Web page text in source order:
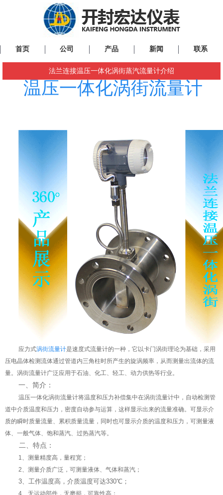
首页 公司 产品 新闻 联系
法兰连接温压一体化涡街蒸汽流量计介绍
温压一体化涡街流量计
应力式涡街流量计是速度式流量计的一种，它以卡门涡街理论为基础，采用
压电晶体检测流体通过管道内三角柱时所产生的旋涡频率，从而测量出流体的流
量。涡街流量计广泛应用于石油、化工、轻工、动力供热等行业。
一、简介：
温压一体化涡街流量计将温度和压力补偿集中在涡街流量计中，自动检测管
道中介质温度和压力，密度自动参与运算，这样显示出来的流量准确。可显示介
质的瞬时质量流量、累积质量流量，同时也可显示介质的温度和压力，可测量液
体、一般气体、饱和蒸汽、过热蒸汽等。
二、特点：
1、测量精度高，量程宽；
2、测量介质广泛，可测量液体、气体和蒸汽；
3、工作温度高，介质温度可达330℃；
4、无运动部件，无磨损，可靠性高；